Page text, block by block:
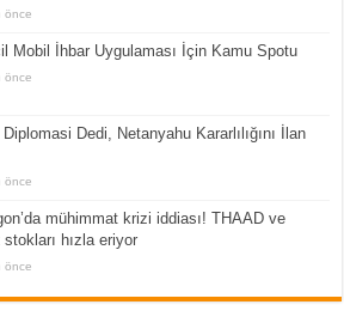
önce
Mobil İhbar Uygulaması İçin Kamu Spotu
önce
Dedi, Netanyahu Kararlılığını İlan
önce
mühimmat krizi iddiası! THAAD ve
stokları hızla eriyor
önce